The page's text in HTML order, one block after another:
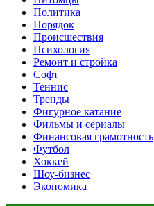
Политика
Порядок
Происшествия
Психология
Ремонт и стройка
Софт
Теннис
Тренды
Фигурное катание
Фильмы и сериалы
Финансовая грамотность
Футбол
Хоккей
Шоу-бизнес
Экономика